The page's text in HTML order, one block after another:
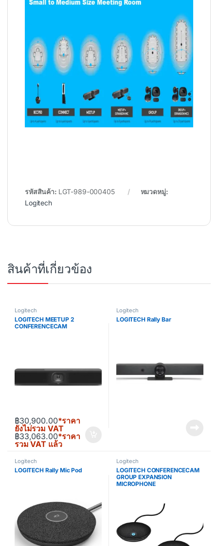
รหัสสินค้า: LGT-989-000405
หมวดหมู่:
Logitech
สินค้าที่เกี่ยวข้อง
Logitech
LOGITECH MEETUP 2
CONFERENCECAM
฿30,900.00*ราคา
ยังไม่รวม VAT
฿33,063.00*ราคา
รวม VAT แล้ว
Logitech
LOGITECH Rally Bar
Logitech
LOGITECH Rally Mic Pod
Logitech
LOGITECH CONFERENCECAM
GROUP EXPANSION
MICROPHONE